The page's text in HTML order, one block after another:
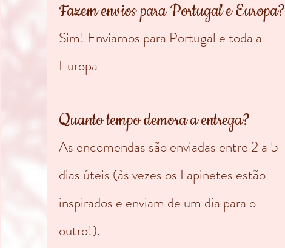
Fazem envios para Portugal e Europa?
Sim! Enviamos para Portugal e toda a
Europa
Quanto tempo demora a entrega?
As encomendas são enviadas entre 2 a 5
dias úteis (às vezes os Lapinetes estão
inspirados e enviam de um dia para o
outro!).